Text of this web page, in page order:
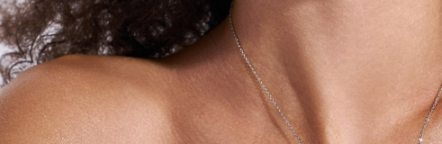
랩다이아몬드 모이시나이트